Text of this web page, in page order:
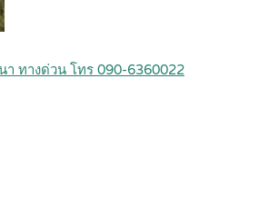
า ทางด่วน โทร 090-6360022